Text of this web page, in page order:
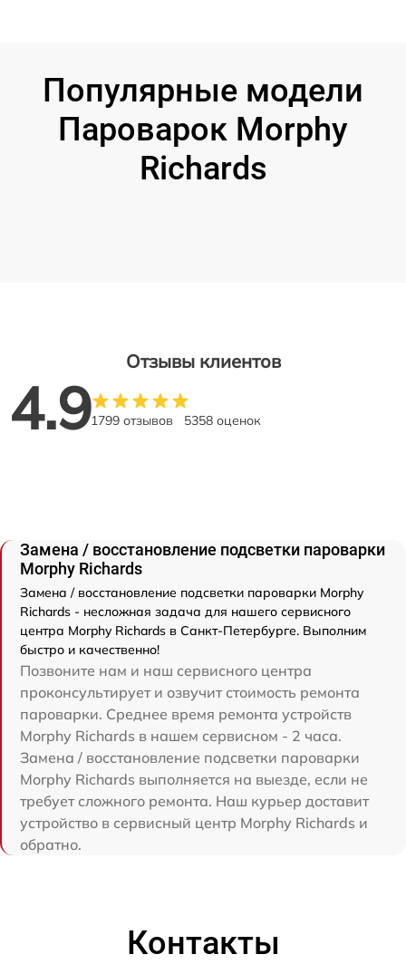
Популярные модели
Пароварок Morphy
Richards
Отзывы клиентов
4.91799 отзывов 5358 оценок
Замена / восстановление подсветки пароварки
Morphy Richards
Замена / восстановление подсветки пароварки Morphy
Richards - несложная задача для нашего сервисного
центра Morphy Richards в Санкт-Петербурге. Выполним
быстро и качественно!
Позвоните нам и наш сервисного центра
проконсультирует и озвучит стоимость ремонта
пароварки. Среднее время ремонта устройств
Morphy Richards в нашем сервисном - 2 часа.
Замена / восстановление подсветки пароварки
Morphy Richards выполняется на выезде, если не
требует сложного ремонта. Наш курьер доставит
устройство в сервисный центр Morphy Richards и
обратно.
Контакты